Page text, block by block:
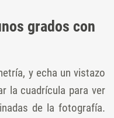
grados con
y echa un vistazo
la cuadrícula para ver
de la fotografía.